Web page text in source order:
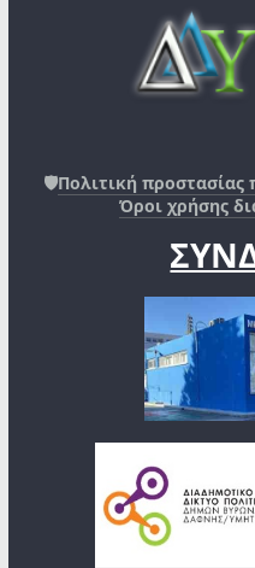
🛡️Πολιτική
Όροι χρήσης